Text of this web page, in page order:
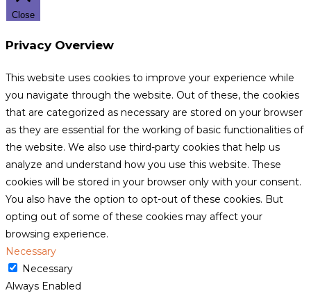
Close
Privacy Overview
This website uses cookies to improve your experience while
you navigate through the website. Out of these, the cookies
that are categorized as necessary are stored on your browser
as they are essential for the working of basic functionalities of
the website. We also use third-party cookies that help us
analyze and understand how you use this website. These
cookies will be stored in your browser only with your consent.
You also have the option to opt-out of these cookies. But
opting out of some of these cookies may affect your
browsing experience.
Necessary
Necessary
Always Enabled